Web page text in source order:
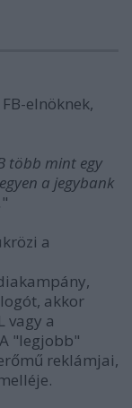
elnöknek,
több mint egy
a jegybank
"
a
akkor
vagy a
"legjobb"
reklámjai,